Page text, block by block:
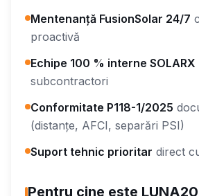
Mentenanță FusionSolar 24/7
proactivă
Echipe 100 % interne SOLARX
subcontractori
Conformitate P118-1/2025
(distanțe, AFCI, separări PSI)
Suport tehnic prioritar direct
Pentru cine este